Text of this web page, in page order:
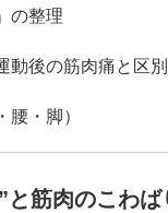
の整理
動後の筋肉痛と区
・脚）
筋肉のこわば